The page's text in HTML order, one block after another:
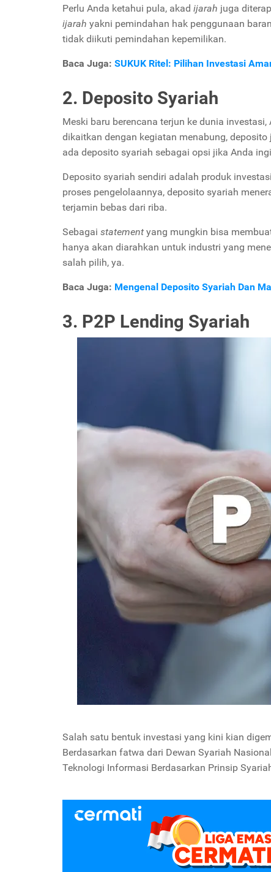
Perlu Anda ketahui pula, akad ijarah juga
ijarah yakni pemindahan hak penggunaan
tidak diikuti pemindahan kepemilikan.
Baca Juga: SUKUK Ritel: Pilihan Investasi
2. Deposito Syariah
Meski baru berencana terjun ke dunia
dikaitkan dengan kegiatan menabung,
ada deposito syariah sebagai opsi jika Anda
Deposito syariah sendiri adalah produk
proses pengelolaannya, deposito syariah
terjamin bebas dari riba.
Sebagai statement yang mungkin bisa
hanya akan diarahkan untuk industri yang
salah pilih, ya.
Baca Juga: Mengenal Deposito Syariah Dan
3. P2P Lending Syariah
Salah satu bentuk investasi yang kini kian
Berdasarkan fatwa dari Dewan Syariah
Teknologi Informasi Berdasarkan Prinsip